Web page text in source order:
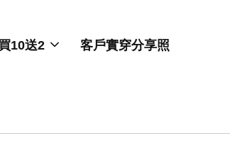
10送2 客戶實穿分享照